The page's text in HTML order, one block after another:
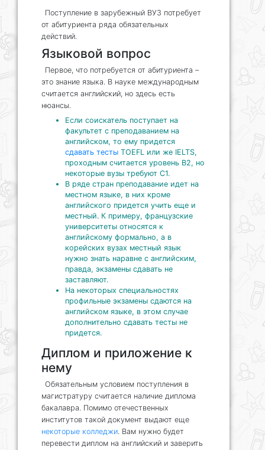
Поступление в зарубежный ВУЗ потребует
от абитуриента ряда обязательных
действий.
Языковой вопрос
Первое, что потребуется от абитуриента –
это знание языка. В науке международным
считается английский, но здесь есть
нюансы.
Если соискатель поступает на
факультет с преподаванием на
английском, то ему придется
сдавать тесты TOEFL или же IELTS,
проходным считается уровень В2, но
некоторые вузы требуют С1.
В ряде стран преподавание идет на
местном языке, в них кроме
английского придется учить еще и
местный. К примеру, французские
университеты относятся к
английскому формально, а в
корейских вузах местный язык
нужно знать наравне с английским,
правда, экзамены сдавать не
заставляют.
На некоторых специальностях
профильные экзамены сдаются на
английском языке, в этом случае
дополнительно сдавать тесты не
придется.
Диплом и приложение к
нему
Обязательным условием поступления в
магистратуру считается наличие диплома
бакалавра. Помимо отечественных
институтов такой документ выдают еще
некоторые колледжи. Вам нужно будет
перевести диплом на английский и заверить